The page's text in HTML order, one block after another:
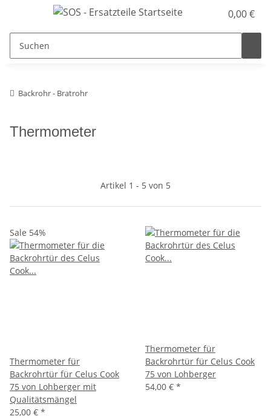
0,00 €
Backrohr - Bratrohr
Thermometer
Artikel 1 - 5 von 5
Sale 54%
Thermometer für
Backrohrtür für Celus Cook
75 von Lohberger mit
Qualitätsmängel
25,00 € *
Thermometer für
Backrohrtür für Celus Cook
75 von Lohberger
54,00 € *